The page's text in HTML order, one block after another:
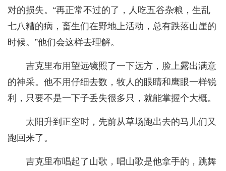
对的损失。“再正常不过的了，人吃五谷杂粮，生乱
七八糟的病，畜生们在野地上活动，总有跌落山崖的
时候。”他们会这样去理解。
吉克里布用望远镜照了一下远方，脸上露出满意
的神采。他不用仔细去数，牧人的眼睛和鹰眼一样锐
利，只要不是一下子丢失很多只，就能掌握个大概。
太阳升到正空时，先前从草场跑出去的马儿们又
跑回来了。
吉克里布唱起了山歌，唱山歌是他拿手的，跳舞